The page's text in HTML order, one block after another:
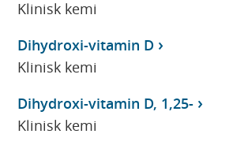
Klinisk kemi
Dihydroxi-vitamin D
Klinisk kemi
Dihydroxi-vitamin D, 1,25-
Klinisk kemi